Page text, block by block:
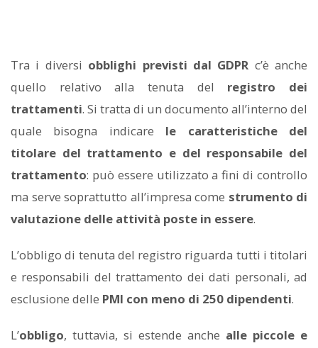
Tra i diversi obblighi previsti dal GDPR c’è anche
quello relativo alla tenuta del registro dei
trattamenti. Si tratta di un documento all’interno del
quale bisogna indicare le caratteristiche del
titolare del trattamento e del responsabile del
trattamento: può essere utilizzato a fini di controllo
ma serve soprattutto all’impresa come strumento di
valutazione delle attività poste in essere.
L’obbligo di tenuta del registro riguarda tutti i titolari
e responsabili del trattamento dei dati personali, ad
esclusione delle PMI con meno di 250 dipendenti.
L’obbligo, tuttavia, si estende anche alle piccole e